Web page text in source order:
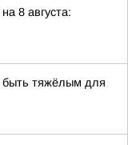
8 августа:
тяжёлым для